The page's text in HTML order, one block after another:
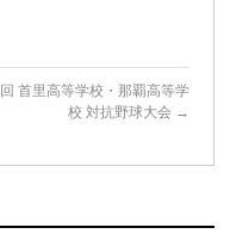
首里高等学校・那覇高等学
校 対抗野球大会 →